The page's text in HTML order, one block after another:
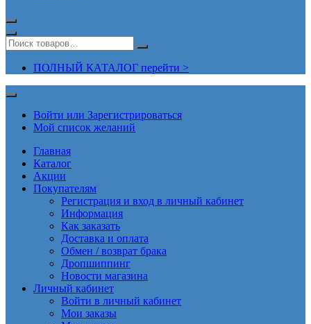
ПОЛНЫЙ КАТАЛОГ перейти >
Войти или Зарегистрироваться
Мой список желаний
Главная
Каталог
Акции
Покупателям
Регистрация и вход в личный кабинет
Информация
Как заказать
Доставка и оплата
Обмен / возврат брака
Дропшиппинг
Новости магазина
Личный кабинет
Войти в личный кабинет
Мои заказы